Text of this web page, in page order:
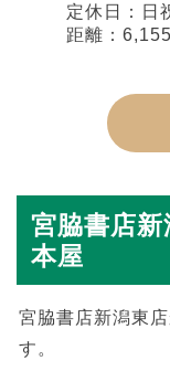
定休日：日
距離：
宮脇書店
本屋
宮脇書店新潟東
す。